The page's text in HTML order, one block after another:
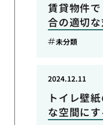
賃貸物件
合の適切
未分類
トイレ壁
な空間に
2024.12.11